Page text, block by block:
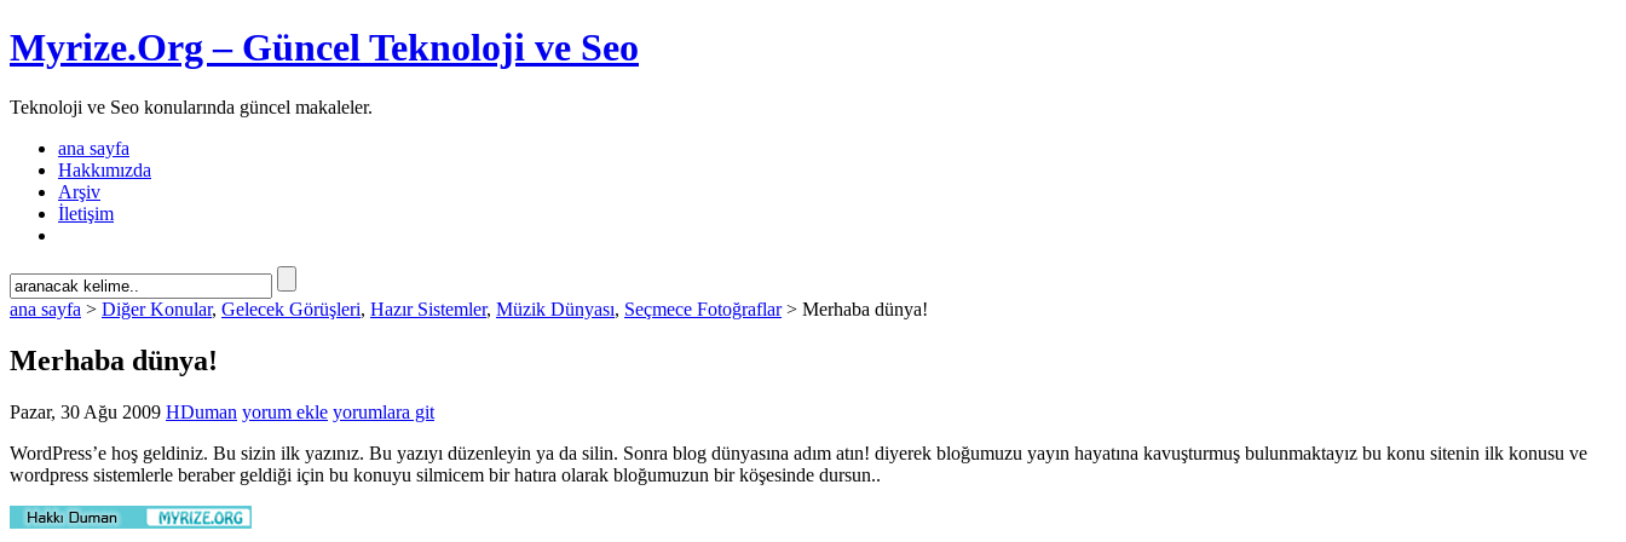
Myrize.Org – Güncel Teknoloji ve Seo
Teknoloji ve Seo konularında güncel makaleler.
ana sayfa
Hakkımızda
Arşiv
İletişim
ana sayfa > Diğer Konular, Gelecek Görüşleri, Hazır Sistemler, Müzik Dünyası, Seçmece Fotoğraflar> Merhaba dünya!
Merhaba dünya!
Pazar, 30 Ağu 2009 HDuman yorum ekle yorumlara git
WordPress’e hoş geldiniz. Bu sizin ilk yazınız. Bu yazıyı düzenleyin ya da silin. Sonra blog dünyasına adım atın! diyerek bloğumuzu yayın hayatına kavuşturmuş bulunmaktayız bu konu sitenin ilk konusu ve
wordpress sistemlerle beraber geldiği için bu konuyu silmicem bir hatıra olarak bloğumuzun bir köşesinde dursun..